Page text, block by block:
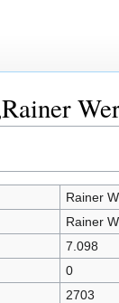
Rainer
Rainer
7.098
0
2703